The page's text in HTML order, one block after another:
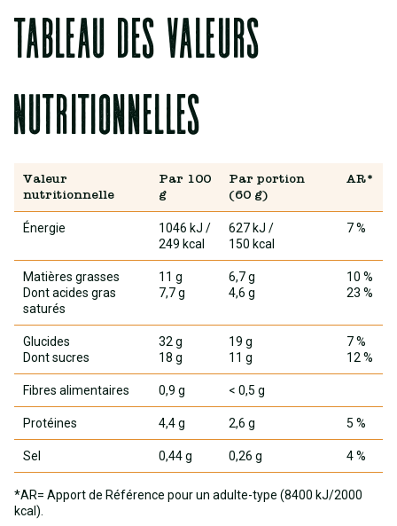
Tableau des valeurs
nutritionnelles
Valeur
nutritionnelle
Par 100
g
Par portion
(60 g)
AR*
Énergie 1046 kJ /
249 kcal
627 kJ /
150 kcal
7 %
Matières grasses 11 g 6,7 g
10 %
Dont acides gras
saturés
7,7 g 4,6 g 23 %
Glucides 32 g 19 g
7 %
Dont sucres
18 g 11 g 12 %
Fibres alimentaires 0,9 g < 0,5 g
Protéines 4,4 g 2,6 g 5 %
Sel 0,44 g 0,26 g 4 %
*AR= Apport de Référence pour un adulte-type (8400 kJ/2000
kcal).